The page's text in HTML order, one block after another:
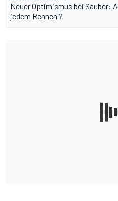
Neuer Optimismus bei Sauber:
jedem Rennen"?